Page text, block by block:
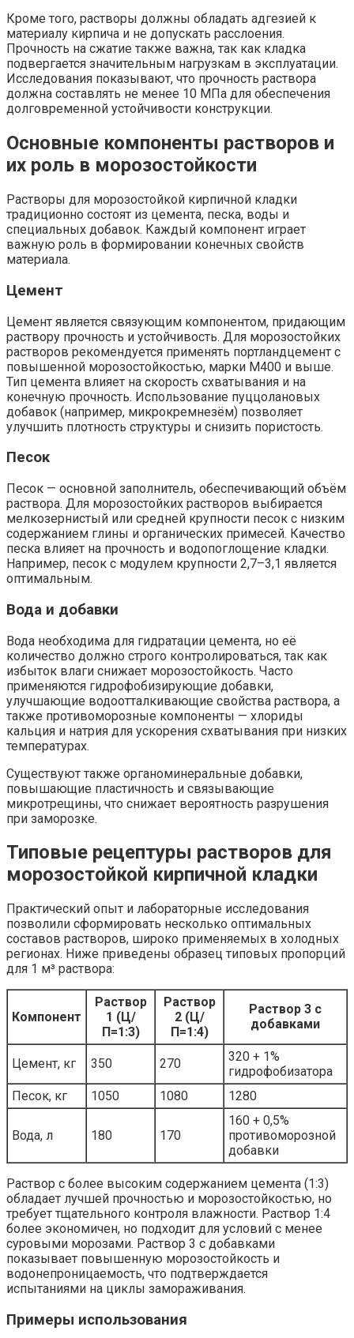
Кроме того, растворы должны обладать адгезией к
материалу кирпича и не допускать расслоения.
Прочность на сжатие также важна, так как кладка
подвергается значительным нагрузкам в эксплуатации.
Исследования показывают, что прочность раствора
должна составлять не менее 10 МПа для обеспечения
долговременной устойчивости конструкции.
Основные компоненты растворов и
их роль в морозостойкости
Растворы для морозостойкой кирпичной кладки
традиционно состоят из цемента, песка, воды и
специальных добавок. Каждый компонент играет
важную роль в формировании конечных свойств
материала.
Цемент
Цемент является связующим компонентом, придающим
раствору прочность и устойчивость. Для морозостойких
растворов рекомендуется применять портландцемент с
повышенной морозостойкостью, марки М400 и выше.
Тип цемента влияет на скорость схватывания и на
конечную прочность. Использование пуццолановых
добавок (например, микрокремнезём) позволяет
улучшить плотность структуры и снизить пористость.
Песок
Песок — основной заполнитель, обеспечивающий объём
раствора. Для морозостойких растворов выбирается
мелкозернистый или средней крупности песок с низким
содержанием глины и органических примесей. Качество
песка влияет на прочность и водопоглощение кладки.
Например, песок с модулем крупности 2,7–3,1 является
оптимальным.
Вода и добавки
Вода необходима для гидратации цемента, но её
количество должно строго контролироваться, так как
избыток влаги снижает морозостойкость. Часто
применяются гидрофобизирующие добавки,
улучшающие водоотталкивающие свойства раствора, а
также противоморозные компоненты — хлориды
кальция и натрия для ускорения схватывания при низких
температурах.
Существуют также органоминеральные добавки,
повышающие пластичность и связывающие
микротрещины, что снижает вероятность разрушения
при заморозке.
Типовые рецептуры растворов для
морозостойкой кирпичной кладки
Практический опыт и лабораторные исследования
позволили сформировать несколько оптимальных
составов растворов, широко применяемых в холодных
регионах. Ниже приведены образец типовых пропорций
для 1 м³ раствора:
Компонент
Раствор
1 (Ц/
П=1:3)
Раствор
2 (Ц/
П=1:4)
Раствор 3 с
добавками
Цемент, кг 350 270
320 + 1%
гидрофобизатора
Песок, кг
1050 1080 1280
Вода, л 180 170
160 + 0,5%
противоморозной
добавки
Раствор с более высоким содержанием цемента (1:3)
обладает лучшей прочностью и морозостойкостью, но
требует тщательного контроля влажности. Раствор 1:4
более экономичен, но подходит для условий с менее
суровыми морозами. Раствор 3 с добавками
показывает повышенную морозостойкость и
водонепроницаемость, что подтверждается
испытаниями на циклы замораживания.
Примеры использования